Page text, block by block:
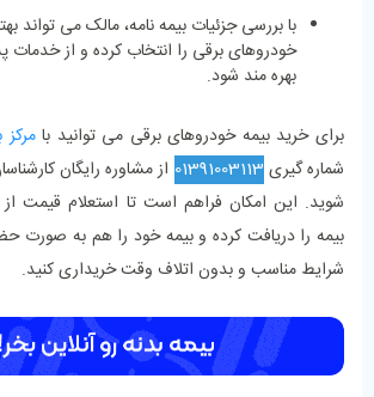
با بررسی جزئیات بیمه‌ نامه، مالک می ‌تواند
خودروهای برقی را انتخاب کرده و از
بهره ‌مند شود.
برای خرید بیمه خودروهای برقی می‌ توانید بامرکز
شماره گیری 01391003113 از مشاوره رایگان
شوید. این امکان فراهم است تا استعلام قیمت
بیمه را دریافت کرده و بیمه خود را هم به‌ صورت
شرایط مناسب و بدون اتلاف وقت خریداری کنید.